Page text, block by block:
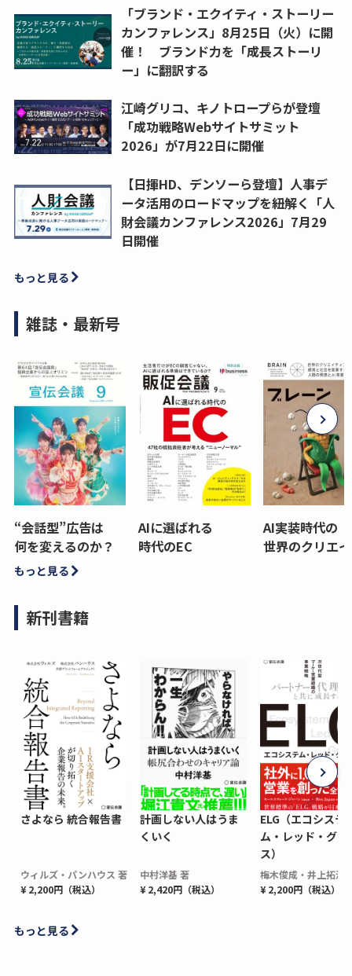
「ブランド・エクイティ・ストーリー
カンファレンス」8月25日（火）に開
催！ ブランド力を「成長ストーリ
ー」に翻訳する
江崎グリコ、キノトロープらが登壇
「成功戦略Webサイトサミット
2026」が7月22日に開催
【日揮HD、デンソーら登壇】人事デ
ータ活用のロードマップを紐解く「人
財会議カンファレンス2026」7月29
日開催
もっと見る
雑誌・最新号
“会話型”広告は
何を変えるのか？
AIに選ばれる
時代のEC
AI実装時代の
世界のクリエ
もっと見る
新刊書籍
さよなら 統合報告書
ウィルズ・パンハウス 著
¥ 2,200円（税込）
計画しない人はうま
くいく
中村洋基 著
¥ 2,420円（税込）
ELG（エコシステ
ム・レッド・グロ
ス）
梅木俊成・井上拓海
¥ 2,200円（税込）
もっと見る